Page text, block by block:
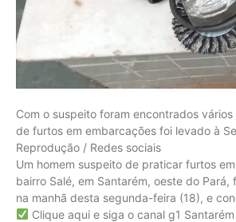
Com o suspeito foram encontrados
de furtos em embarcações foi levado à
Reprodução / Redes sociais
Um homem suspeito de praticar furtos
bairro Salé, em Santarém, oeste do
na manhã desta segunda-feira (18), e
Clique aqui e siga o canal g1